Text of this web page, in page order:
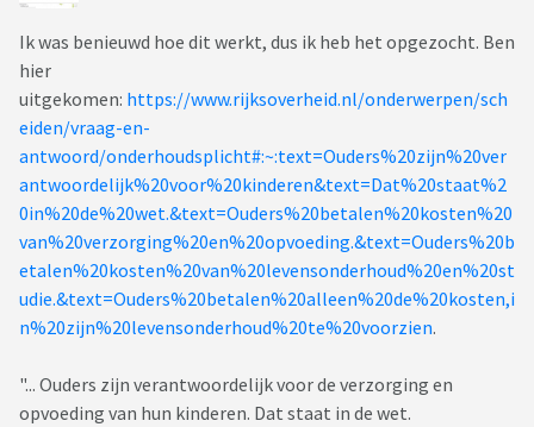
Ik was benieuwd hoe dit werkt, dus ik heb het opgezocht. Ben
hier
uitgekomen: https://www.rijksoverheid.nl/onderwerpen/sch
eiden/vraag-en-
antwoord/onderhoudsplicht#:~:text=Ouders%20zijn%20ver
antwoordelijk%20voor%20kinderen&text=Dat%20staat%2
0in%20de%20wet.&text=Ouders%20betalen%20kosten%20
van%20verzorging%20en%20opvoeding.&text=Ouders%20b
etalen%20kosten%20van%20levensonderhoud%20en%20st
udie.&text=Ouders%20betalen%20alleen%20de%20kosten,i
n%20zijn%20levensonderhoud%20te%20voorzien.
"... Ouders zijn verantwoordelijk voor de verzorging en
opvoeding van hun kinderen. Dat staat in de wet.